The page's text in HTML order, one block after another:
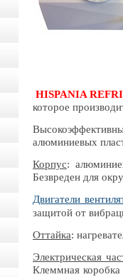
HISPANIA
которое
алюминиевых
Корпус:
Безвреден для
Двигатели
защитой от
Оттайка:
Электрическая
Клеммная